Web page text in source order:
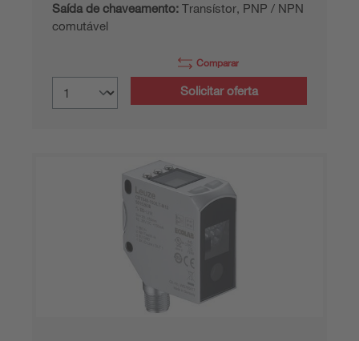
Saída de chaveamento: Transístor, PNP / NPN
comutável
Comparar
Solicitar oferta